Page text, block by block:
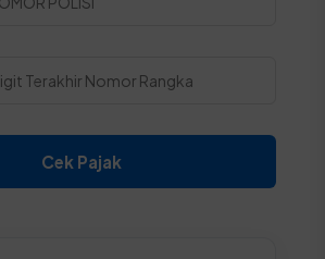
Cek Pajak